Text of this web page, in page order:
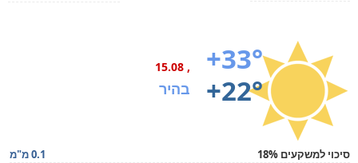
+33°
+22°
, 15.08
בהיר
סיכוי למשקעים 18%
0.1 מ"מ